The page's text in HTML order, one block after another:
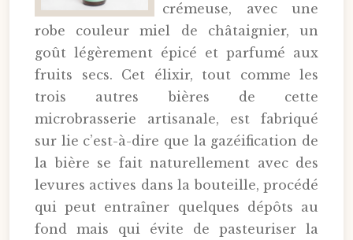
crémeuse, avec une
robe couleur miel de châtaignier, un
goût légèrement épicé et parfumé aux
fruits secs. Cet élixir, tout comme les
trois autres bières de cette
microbrasserie artisanale, est fabriqué
sur lie c’est-à-dire que la gazéification de
la bière se fait naturellement avec des
levures actives dans la bouteille, procédé
qui peut entraîner quelques dépôts au
fond mais qui évite de pasteuriser la